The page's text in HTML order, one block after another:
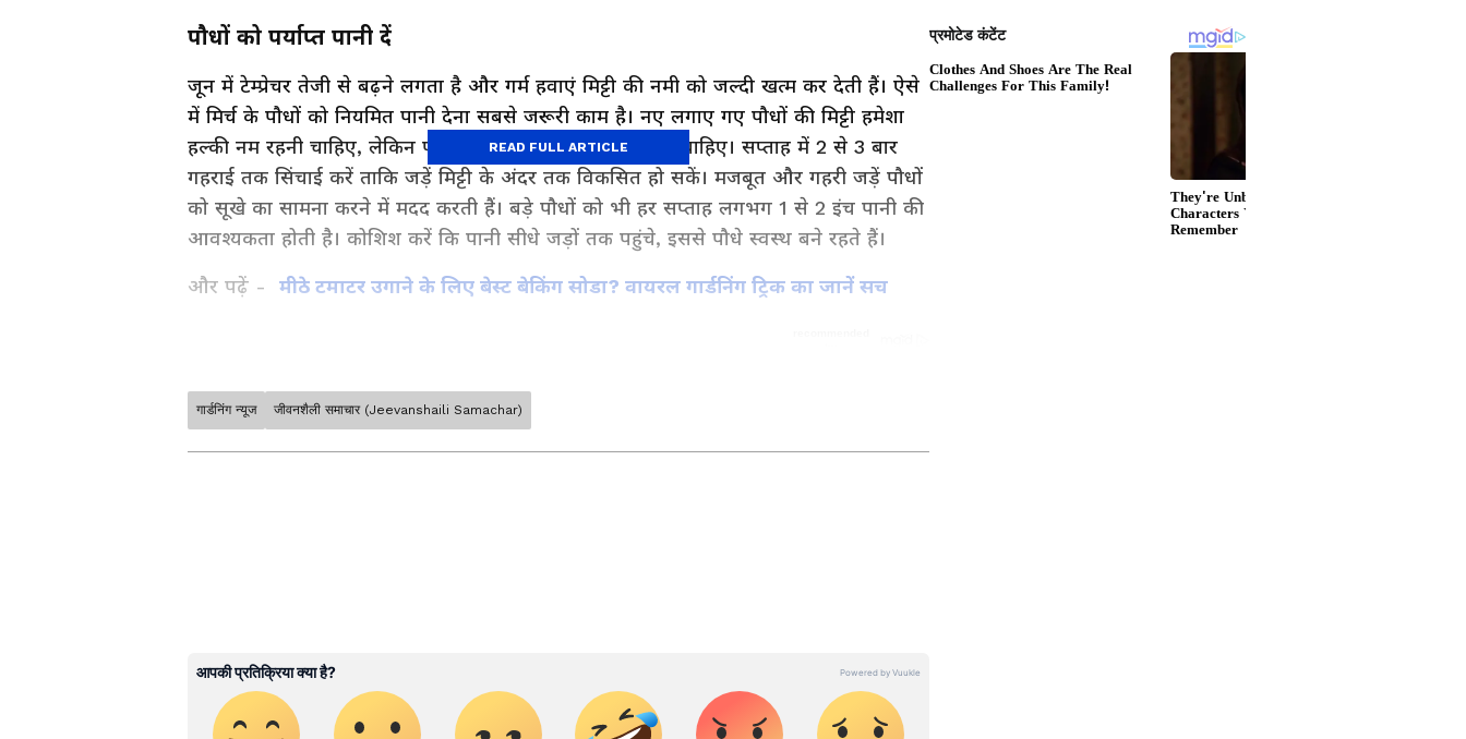
पौधों को पर्याप्त पानी दें
जून में टेम्प्रेचर तेजी से बढ़ने लगता है और गर्म हवाएं मिट्टी की नमी को जल्दी खत्म कर देती हैं। ऐसे
में मिर्च के पौधों को नियमित पानी देना सबसे जरूरी काम है। नए लगाए गए पौधों की मिट्टी हमेशा
हल्की नम रहनी चाहिए, लेकिन पानी का जमाव बिल्कुल नहीं होना चाहिए। सप्ताह में 2 से 3 बार
गहराई तक सिंचाई करें ताकि जड़ें मिट्टी के अंदर तक विकसित हो सकें। मजबूत और गहरी जड़ें पौधों
को सूखे का सामना करने में मदद करती हैं। बड़े पौधों को भी हर सप्ताह लगभग 1 से 2 इंच पानी की
आवश्यकता होती है। कोशिश करें कि पानी सीधे जड़ों तक पहुंचे, इससे पौधे स्वस्थ बने रहते हैं।
और पढ़ें - मीठे टमाटर उगाने के लिए बेस्ट बेकिंग सोडा? वायरल गार्डनिंग ट्रिक का जानें सच
लंबे और कमजोर हो जाएंगे तथा फल कम आएंगे। मिर्च के पौधों को प्रतिदिन कम से कम 6 घंटे
सीधी धूप मिलनी चाहिए। हालांकि 8 से 12 घंटे की धूप मिलने पर पौधे और भी बेहतर प्रदर्शन करते
हैं। सुबह की धूप विशेष रूप से फायदेमंद होती है, जबकि दोपहर की बहुत तेज धूप से कुछ हद तक
READ FULL ARTICLE
Lifestyle articles & tips in Hindi (लाइफ स्टाइल न्यूज़): Read latest lifestyle
shivangi.chauhan@asianetnews.in पर संपर्क किया जा सकता है। पत्रकारिता और योग में इन्होंने डबल MA
किया हुआ है।
गार्डनिंग न्यूज जीवनशैली समाचार (Jeevanshaili Samachar)